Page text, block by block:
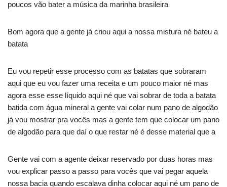
poucos vão bater a música da marinha brasileira
Bom agora que a gente já criou aqui a nossa mistura né bateu a
batata
Eu vou repetir esse processo com as batatas que sobraram
aqui que eu vou fazer uma receita e um pouco maior né mas
agora esse esse líquido aqui né que vai sobrar de toda a batata
batida com água mineral a gente vai colar num pano de algodão
já vou mostrar pra vocês mas a gente tem que colocar um pano
de algodão para que daí o que restar né é desse material que a
Gente vai com a agente deixar reservado por duas horas mas
vou explicar passo a passo para vocês que vai pegar aquela
nossa bacia quando escalava dinha colocar aqui né um pano de